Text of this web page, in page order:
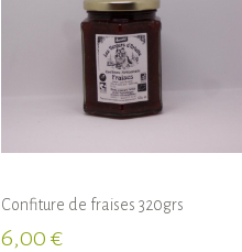
Confiture de fraises 320grs
6,00 €